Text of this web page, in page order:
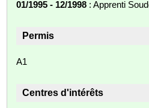
01/1995 - 12/1998 : Apprenti
Permis
A1
Centres d'intérêts